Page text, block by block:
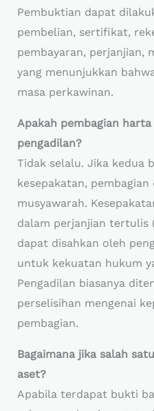
Pembuktian dapat
pembelian, sertifikat,
pembayaran, perjanjian,
yang menunjukkan
masa perkawinan.
Apakah pembagian
pengadilan?
Tidak selalu. Jika kedua
kesepakatan,
musyawarah.
dalam perjanjian tertulis
dapat disahkan oleh
untuk kekuatan hukum
Pengadilan biasanya
perselisihan mengenai
pembagian.
Bagaimana jika salah
aset?
Apabila terdapat bukti